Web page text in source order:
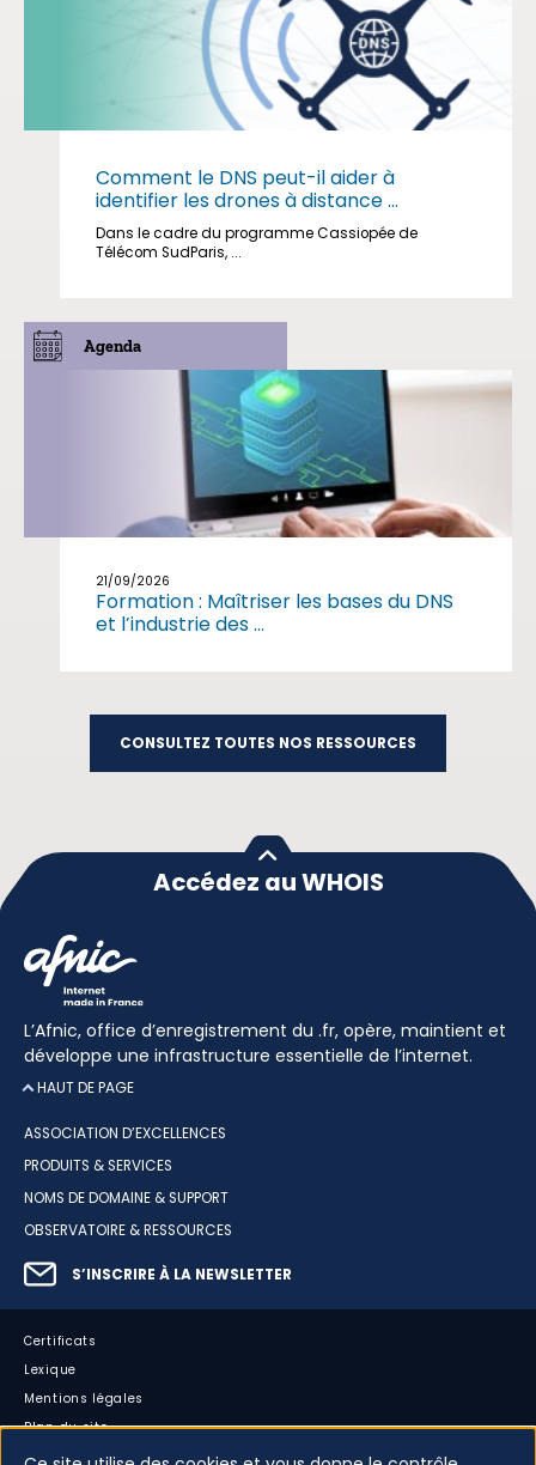
Comment le DNS peut-il aider à
identifier les drones à distance ...
Dans le cadre du programme Cassiopée de
Télécom SudParis, ...
Agenda
21/09/2026
Formation : Maîtriser les bases du DNS
et l’industrie des ...
CONSULTEZ TOUTES NOS RESSOURCES
Accédez au WHOIS
L’Afnic, office d’enregistrement du .fr, opère, maintient et
développe une infrastructure essentielle de l’internet.
HAUT DE PAGE
ASSOCIATION D’EXCELLENCES
PRODUITS & SERVICES
NOMS DE DOMAINE & SUPPORT
OBSERVATOIRE & RESSOURCES
S’INSCRIRE À LA NEWSLETTER
Certificats
Lexique
Mentions légales
Plan du site
Accessibilité : partiellement conforme